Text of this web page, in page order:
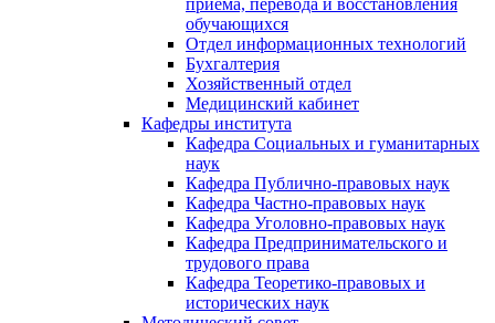
приема, перевода и восстановления
обучающихся
Отдел информационных технологий
Бухгалтерия
Хозяйственный отдел
Медицинский кабинет
Кафедры института
Кафедра Социальных и гуманитарных
наук
Кафедра Публично-правовых наук
Кафедра Частно-правовых наук
Кафедра Уголовно-правовых наук
Кафедра Предпринимательского и
трудового права
Кафедра Теоретико-правовых и
исторических наук